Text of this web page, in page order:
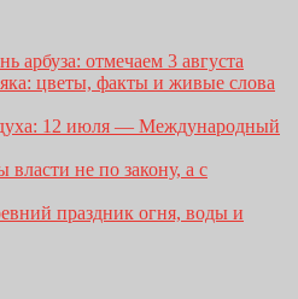
арбуза: отмечаем 3 августа
цветы, факты и живые слова
духа: 12 июля — Международный
не по закону, а с
праздник огня, воды и